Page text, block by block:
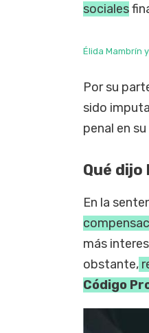
sociales
Élida Mambrín
Por su
sido
penal en
Qué
En la
más
obstante,
Código